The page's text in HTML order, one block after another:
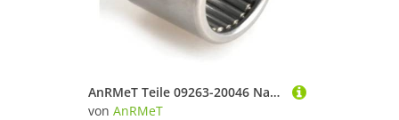
AnRMeT Teile 09263-20046 Nadellager B1316 for Suz 2-Takt DT25-40 25 PS 30 PS 40 PS Bootsmotor Größe 20,6 * 27 * 25,4 mm Motorzubehör
von AnRMeT